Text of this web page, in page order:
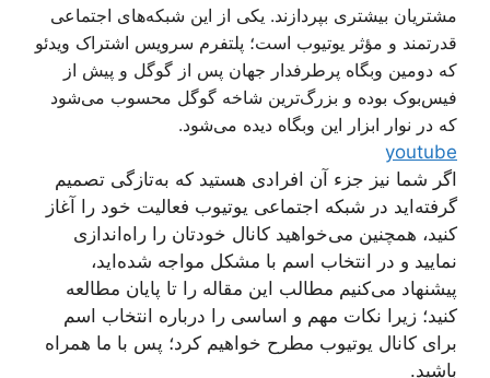
مشتریان بیشتری بپردازند. یکی از این شبکه‌های اجتماعی
قدرتمند و مؤثر یوتیوب است؛ پلتفرم سرویس اشتراک ویدئو
که دومین وبگاه پرطرفدار جهان پس از گوگل و پیش از
فیس‌بوک بوده و بزرگ‌ترین شاخه گوگل محسوب می‌شود
که در نوار ابزار این وبگاه دیده می‌شود.
youtube
اگر شما نیز جزء آن افرادی هستید که به‌تازگی تصمیم
گرفته‌اید در شبکه اجتماعی یوتیوب فعالیت خود را آغاز
کنید، همچنین می‌خواهید کانال خودتان را راه‌اندازی
نمایید و در انتخاب اسم با مشکل مواجه شده‌اید،
پیشنهاد می‌کنیم مطالب این مقاله را تا پایان مطالعه
کنید؛ زیرا نکات مهم و اساسی را درباره انتخاب اسم
برای کانال یوتیوب مطرح خواهیم کرد؛ پس با ما همراه
باشید.